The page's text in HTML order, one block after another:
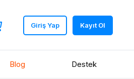
Giriş Yap Kayıt Ol
Blog Destek